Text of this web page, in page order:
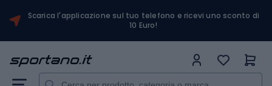
Scarica l'applicazione sul tuo telefono e ricevi uno sconto di
10 Euro!